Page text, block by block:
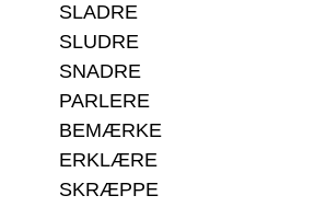
SLADRE
SLUDRE
SNADRE
PARLERE
BEMÆRKE
ERKLÆRE
SKRÆPPE